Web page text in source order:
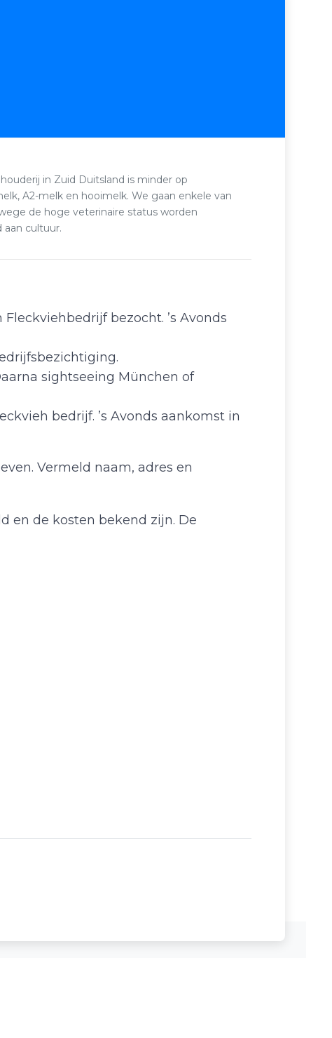
in Zuid Duitsland is minder op
A2-melk en hooimelk. We gaan enkele van
de hoge veterinaire status worden
cultuur.
bezocht. ’s Avonds
sightseeing München of
bedrijf. ’s Avonds aankomst in
Vermeld naam, adres en
en de kosten bekend zijn. De